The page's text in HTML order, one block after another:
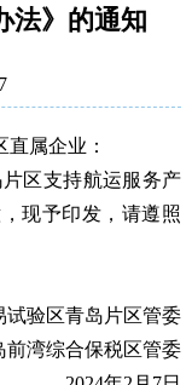
法》的通知
属企业：
片区支持航运服务产
现予印发，请遵照
试验区青岛片区管委
前湾综合保税区管委